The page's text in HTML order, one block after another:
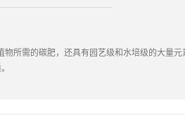
所需的碳肥，还具有园艺级和水培级的大量